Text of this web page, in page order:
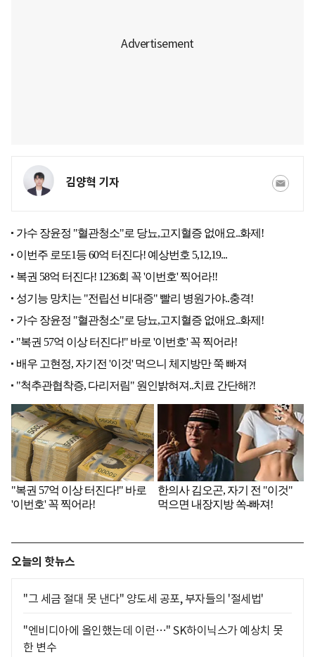
김양혁 기자
오늘의 핫뉴스
"그 세금 절대 못 낸다" 양도세 공포, 부자들의 '절세법'
"엔비디아에 올인했는데 이런…" SK하이닉스가 예상치 못
한 변수